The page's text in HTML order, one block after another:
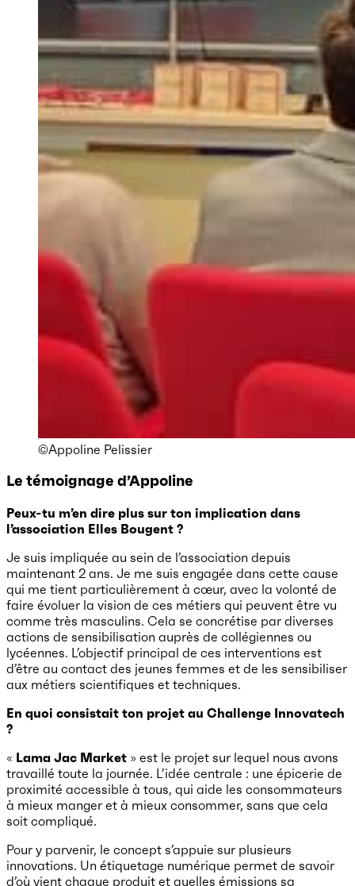
©Appoline Pelissier
Le témoignage d’Appoline
Peux-tu m’en dire plus sur ton implication dans
l’association Elles Bougent ?
Je suis impliquée au sein de l’association depuis
maintenant 2 ans. Je me suis engagée dans cette cause
qui me tient particulièrement à cœur, avec la volonté de
faire évoluer la vision de ces métiers qui peuvent être vu
comme très masculins. Cela se concrétise par diverses
actions de sensibilisation auprès de collégiennes ou
lycéennes. L’objectif principal de ces interventions est
d’être au contact des jeunes femmes et de les sensibiliser
aux métiers scientifiques et techniques.
En quoi consistait ton projet au Challenge Innovatech
?
« Lama Jac Market » est le projet sur lequel nous avons
travaillé toute la journée. L’idée centrale : une épicerie de
proximité accessible à tous, qui aide les consommateurs
à mieux manger et à mieux consommer, sans que cela
soit compliqué.
Pour y parvenir, le concept s’appuie sur plusieurs
innovations. Un étiquetage numérique permet de savoir
d’où vient chaque produit et quelles émissions sa